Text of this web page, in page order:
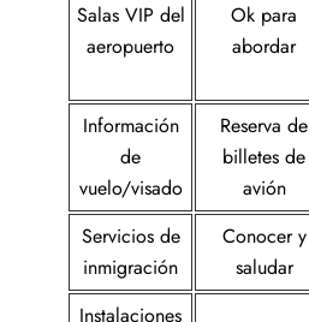
Salas VIP del
aeropuerto
Ok para
abordar
Información
de
vuelo/visado
Reserva de
billetes de
avión
Servicios de
inmigración
Conocer y
saludar
Instalaciones